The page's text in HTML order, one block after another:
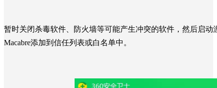
暂时关闭杀毒软件、防火墙等可能产生冲突的软件，然后启
Macabre添加到信任列表或白名单中。